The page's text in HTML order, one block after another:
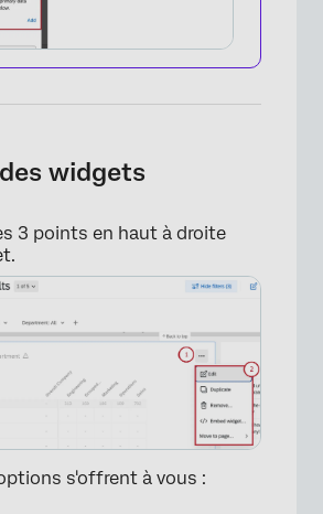
widgets
3 points en haut à droite
s'offrent à vous :